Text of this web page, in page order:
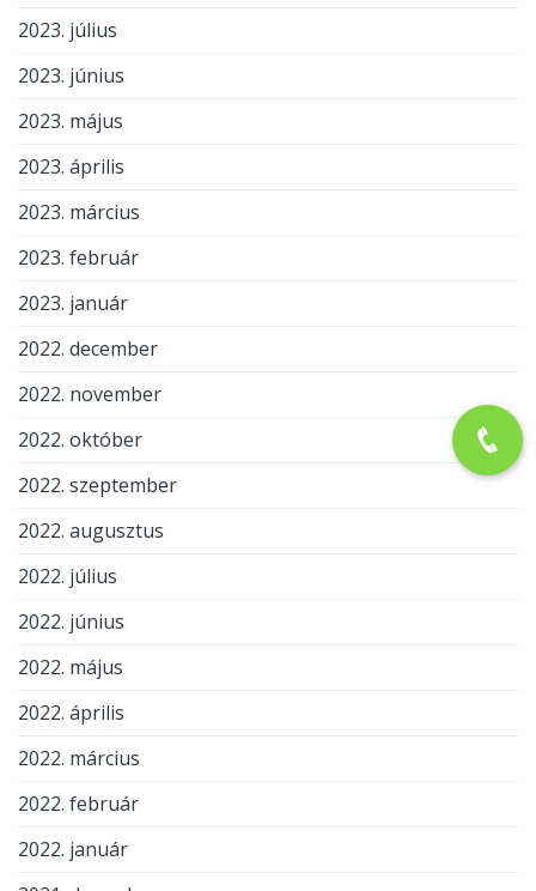
2023. július
2023. június
2023. május
2023. április
2023. március
2023. február
2023. január
2022. december
2022. november
2022. október
2022. szeptember
2022. augusztus
2022. július
2022. június
2022. május
2022. április
2022. március
2022. február
2022. január